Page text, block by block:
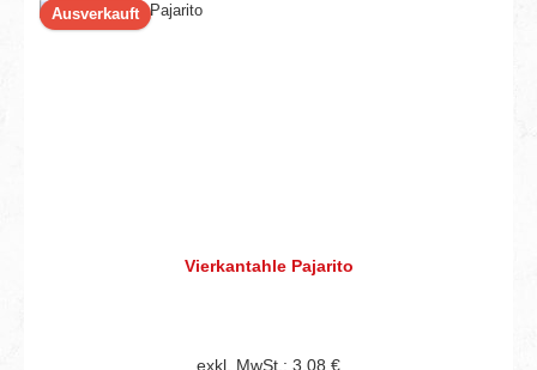
Ausverkauft
Vierkantahle Pajarito
exkl. MwSt.: 3,08 €